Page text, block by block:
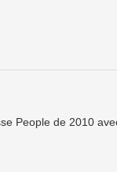
People de 2010